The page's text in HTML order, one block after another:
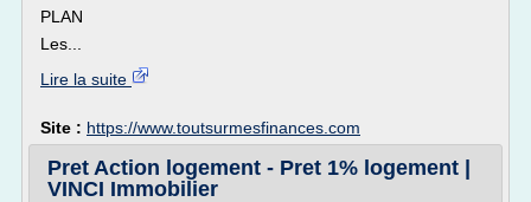
PLAN
Les...
Lire la suite
Site : https://www.toutsurmesfinances.com
Pret Action logement - Pret 1% logement |
VINCI Immobilier